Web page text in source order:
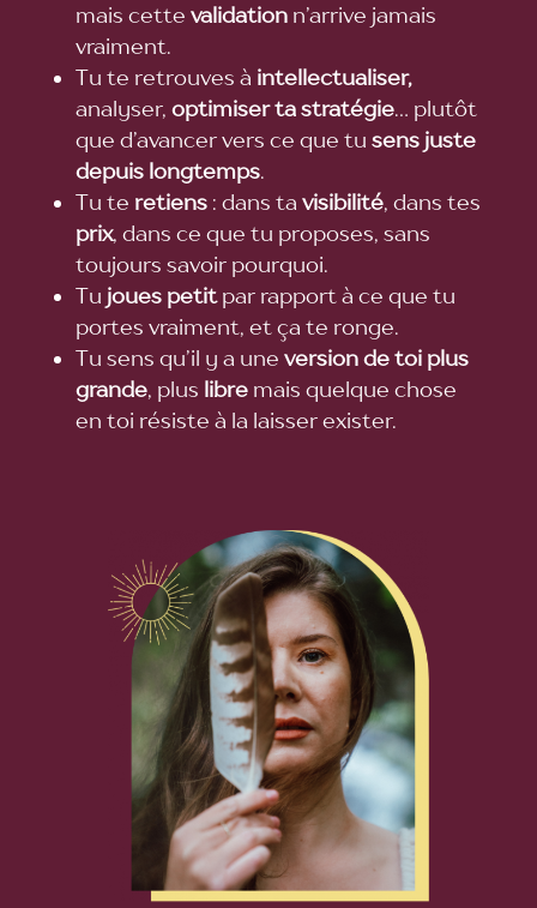
mais cette validationn’arrive jamais
vraiment.
Tu te retrouves à intellectualiser,
analyser, optimiser ta stratégie… plutôt
que d’avancer vers ce que tu sens juste
depuis longtemps.
Tu te retiens: dans ta visibilité, dans tes
prix, dans ce que tu proposes, sans
toujours savoir pourquoi.
Tu joues petitpar rapport à ce que tu
portes vraiment, et ça te ronge.
Tu sens qu’il y a une version de toi plus
grande, plus libremais quelque chose
en toi résiste à la laisser exister.